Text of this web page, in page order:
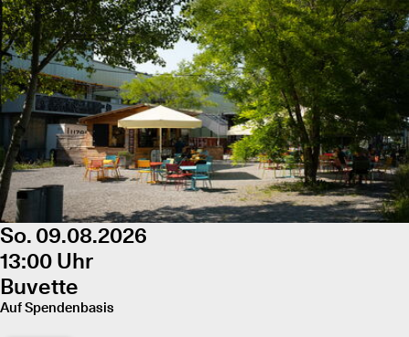
So. 09.08.2026
13:00 Uhr
Buvette
Auf Spendenbasis